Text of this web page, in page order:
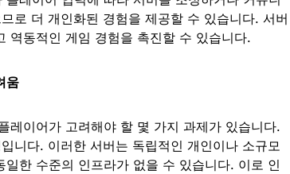
로 더 개인화된 경험을 제공할 수 있습니다. 서버
역동적인 게임 경험을 촉진할 수 있습니다.
움
레이어가 고려해야 할 몇 가지 과제가 있습니다.
니다. 이러한 서버는 독립적인 개인이나 소규모
한 수준의 인프라가 없을 수 있습니다. 이로 인